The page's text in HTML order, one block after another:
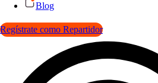
Blog
Regístrate como Repartidor